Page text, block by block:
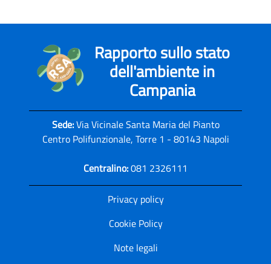
Rapporto sullo stato
dell'ambiente in
Campania
Sede:Via Vicinale Santa Maria del Pianto
Centro Polifunzionale, Torre 1 - 80143 Napoli
Centralino:081 2326111
Privacy policy
Cookie Policy
Note legali